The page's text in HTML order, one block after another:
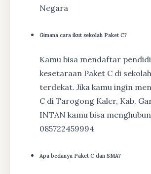
Negara
Gimana cara ikut sekolah Paket C?
Kamu bisa mendaftar
kesetaraan Paket C di
terdekat. Jika kamu ingin
C di Tarogong Kaler, Kab.
INTAN kamu bisa
085722459994
Apa bedanya Paket C dan SMA?